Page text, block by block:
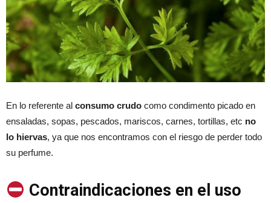
En lo referente al consumo crudo como condimento picado en
ensaladas, sopas, pescados, mariscos, carnes, tortillas, etc no
lo hiervas, ya que nos encontramos con el riesgo de perder todo
su perfume.
Contraindicaciones en el uso